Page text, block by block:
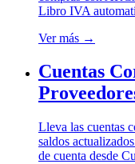
Libro IVA
Ver más →
Cuentas
Lleva las cuentas
saldos
de cuenta desde